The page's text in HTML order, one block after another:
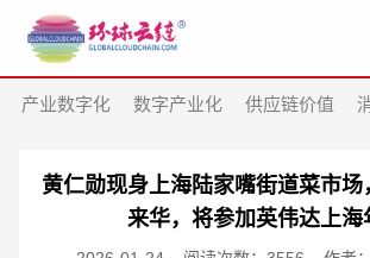
产业数字化 数字产业化 供应链价值
黄仁勋现身上海陆家嘴街道菜市场
来华，将参加英伟达上海